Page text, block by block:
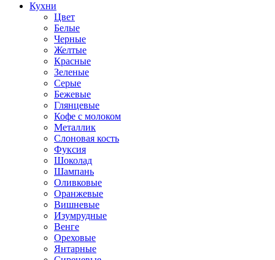
Кухни
Цвет
Белые
Черные
Желтые
Красные
Зеленые
Серые
Бежевые
Глянцевые
Кофе с молоком
Металлик
Слоновая кость
Фуксия
Шоколад
Шампань
Оливковые
Оранжевые
Вишневые
Изумрудные
Венге
Ореховые
Янтарные